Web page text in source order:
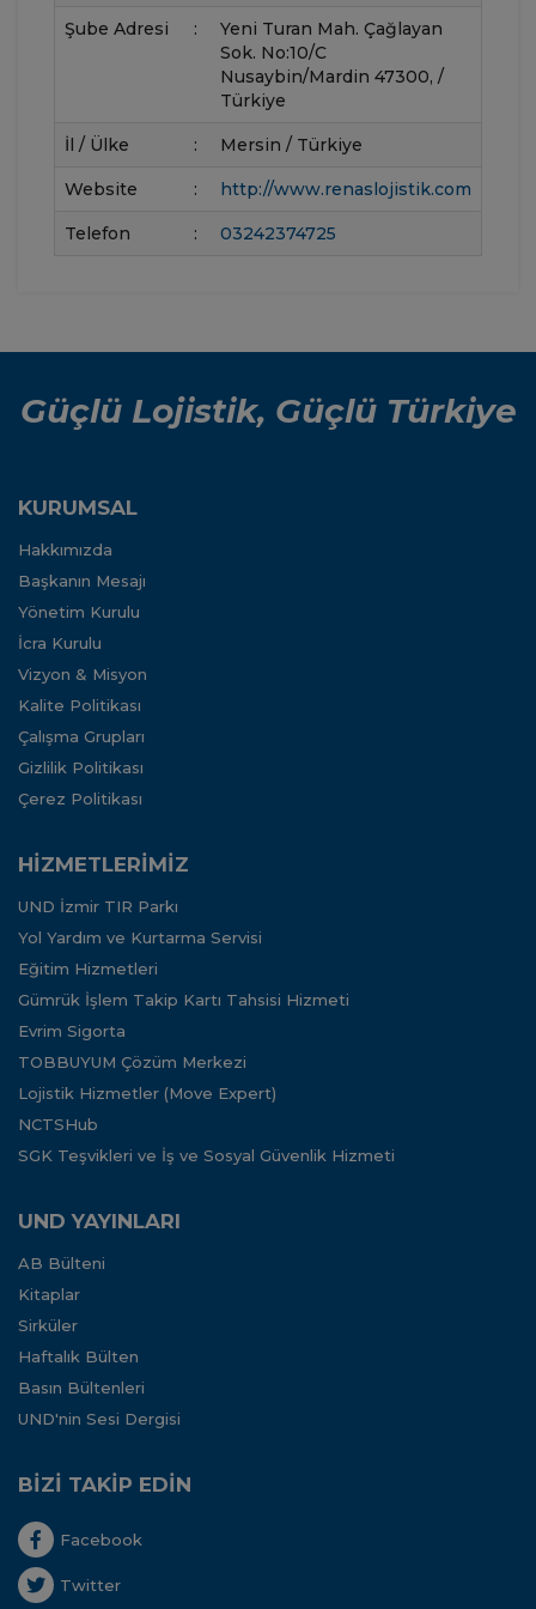
Şube Adresi :
Yeni Turan Mah. Çağlayan
Sok. No:10/C
Nusaybin/Mardin 47300, /
Türkiye
İl / Ülke : Mersin / Türkiye
Website : http://www.renaslojistik.com
Telefon : 03242374725
Güçlü Lojistik, Güçlü Türkiye
KURUMSAL
Hakkımızda
Başkanın Mesajı
Yönetim Kurulu
İcra Kurulu
Vizyon & Misyon
Kalite Politikası
Çalışma Grupları
Gizlilik Politikası
Çerez Politikası
HİZMETLERİMİZ
UND İzmir TIR Parkı
Yol Yardım ve Kurtarma Servisi
Eğitim Hizmetleri
Gümrük İşlem Takip Kartı Tahsisi Hizmeti
Evrim Sigorta
TOBBUYUM Çözüm Merkezi
Lojistik Hizmetler (Move Expert)
NCTSHub
SGK Teşvikleri ve İş ve Sosyal Güvenlik Hizmeti
UND YAYINLARI
AB Bülteni
Kitaplar
Sirküler
Haftalık Bülten
Basın Bültenleri
UND'nin Sesi Dergisi
BİZİ TAKİP EDİN
Facebook
Twitter